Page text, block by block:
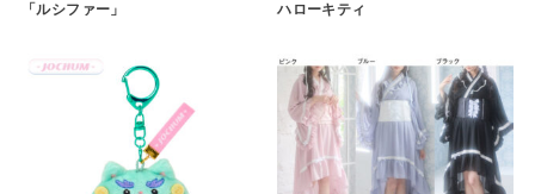
「ルシファー」
ハローキティ